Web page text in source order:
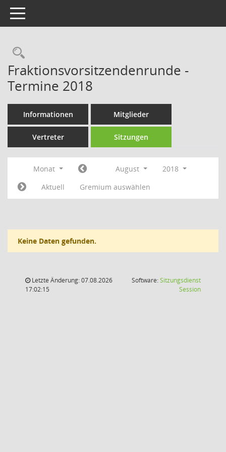
Toggle navigation
Rechercheauswahl
Fraktionsvorsitzendenrunde -
Termine 2018
Informationen Mitglieder
Vertreter Sitzungen
Monat August
2018
Aktuell
Gremium auswählen
Keine Daten gefunden.
Letzte Änderung: 07.08.2026
17:02:15
Software:Sitzungsdienst
Session(Wird in